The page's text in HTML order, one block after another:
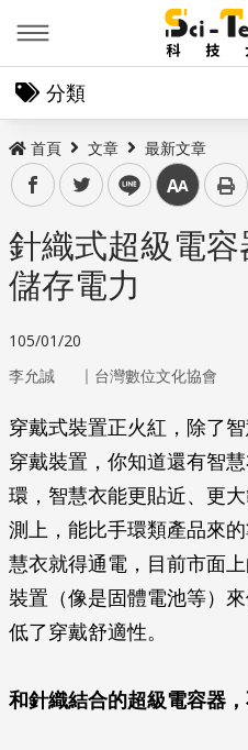
分類
首頁 文章 最新文章
facebooktwitter line 中
針織式超級電
儲存電力
105/01/20
李允誠 ｜ 台灣數位文化協會
穿戴式裝置正火紅，除了
穿戴裝置，你知道還有智
環，智慧衣能更貼近、更
測上，能比手環類產品來
慧衣就得通電，目前市面
裝置（像是固體電池等）
低了穿戴舒適性。
和針織結合的超級電容器